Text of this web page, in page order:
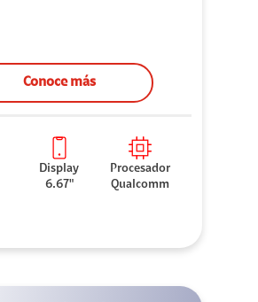
Conoce más
Display
6.67"
Procesador
Qualcomm